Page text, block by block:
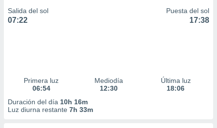
Salida del sol
07:22
Puesta del sol
17:38
Primera luz
06:54
Mediodía
12:30
Última luz
18:06
Duración del día 10h 16m
Luz diurna restante 7h 33m